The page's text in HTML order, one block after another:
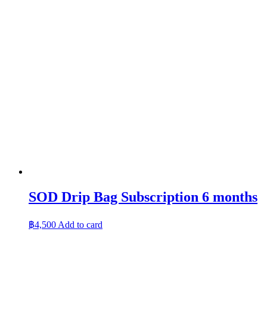
SOD Drip Bag Subscription 6 months
฿4,500 Add to card